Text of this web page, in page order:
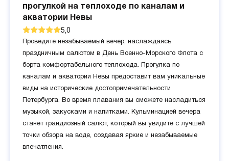
прогулкой на теплоходе по каналам и
акватории Невы
5,0
Проведите незабываемый вечер, наслаждаясь
праздничным салютом в День Военно-Морского Флота с
борта комфортабельного теплохода. Прогулка по
каналам и акватории Невы предоставит вам уникальные
виды на исторические достопримечательности
Петербурга. Во время плавания вы сможете насладиться
музыкой, закусками и напитками. Кульминацией вечера
станет грандиозный салют, который вы увидите с лучшей
точки обзора на воде, создавая яркие и незабываемые
впечатления.